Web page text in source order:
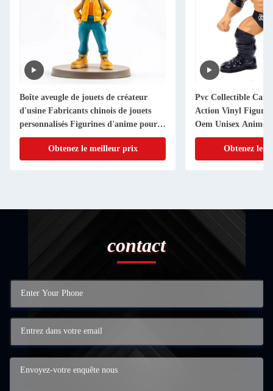
Boîte aveugle de jouets de créateur
d'usine Fabricants chinois de jouets
personnalisés Figurines d'anime pour
filles et garçons
Obtenez le meilleur prix
Pvc Collectible
Action Vinyl Figure
Oem Unisex Anime
Logo Personalized
Obtenez le
contact